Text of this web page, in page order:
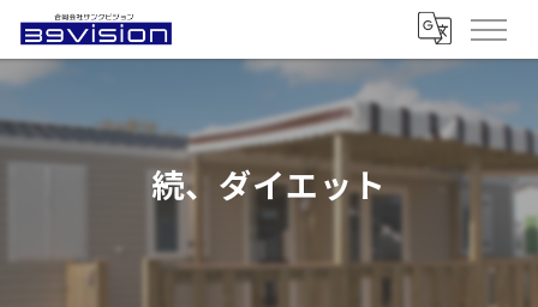
続、ダイエット